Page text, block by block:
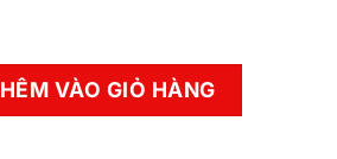
dán, Bạt Hiflex Có Trong Ngày số
VÀO GIỎ HÀNG